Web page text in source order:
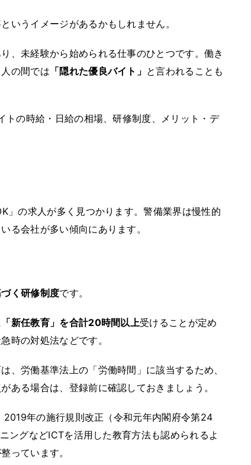
いうイメージがあるかもしれません。
、未経験から始められる仕事のひとつです。働き
の間では 「隠れた優良バイト」 と言われることも
の時給・日給の相場、研修制度、メリット・デ
」の求人が多く見つかります。警備業界は慢性的
る会社が多い傾向にあります。
く研修制度です。
「新任教育」を合計20時間以上受けることが定め
時の対処法などです。
、労働基準法上の「労働時間」に該当するため、
ある場合は、登録前に確認しておきましょう。
年の施行規則改正（令和元年内閣府令第24
ングなどICTを活用した教育方法も認められるよ
っています。